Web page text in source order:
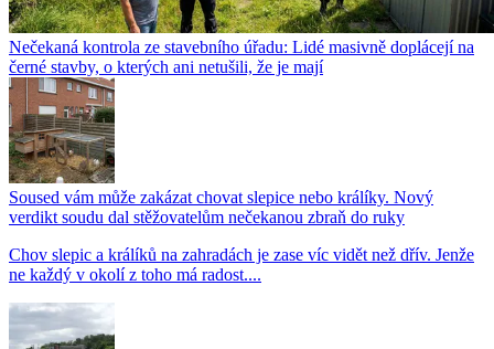
Nečekaná kontrola ze stavebního úřadu: Lidé masivně doplácejí na
černé stavby, o kterých ani netušili, že je mají
Soused vám může zakázat chovat slepice nebo králíky. Nový
verdikt soudu dal stěžovatelům nečekanou zbraň do ruky
Chov slepic a králíků na zahradách je zase víc vidět než dřív. Jenže
ne každý v okolí z toho má radost....